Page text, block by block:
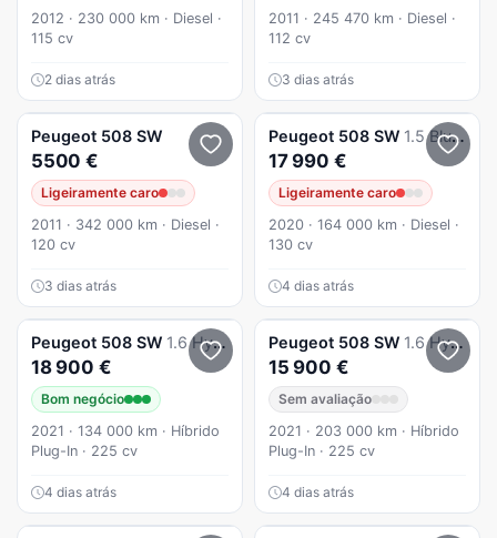
2012 · 230 000 km · Diesel ·
115 cv
2 dias atrás
2011 · 245 470 km · Diesel ·
112 cv
3 dias atrás
Peugeot 508 SW
5500 €
Ligeiramente caro
2011 · 342 000 km · Diesel ·
120 cv
3 dias atrás
Peugeot 508 SW 1.5 BlueHDi Allure Pack EAT8
17 990 €
Ligeiramente caro
2020 · 164 000 km · Diesel ·
130 cv
4 dias atrás
Peugeot 508 SW 1.6 Hybrid Allure e-EAT8
18 900 €
Bom negócio
2021 · 134 000 km · Híbrido
Plug-In · 225 cv
4 dias atrás
Peugeot 508 SW 1.6 Hybrid Allure e-EAT8
15 900 €
Sem avaliação
2021 · 203 000 km · Híbrido
Plug-In · 225 cv
4 dias atrás